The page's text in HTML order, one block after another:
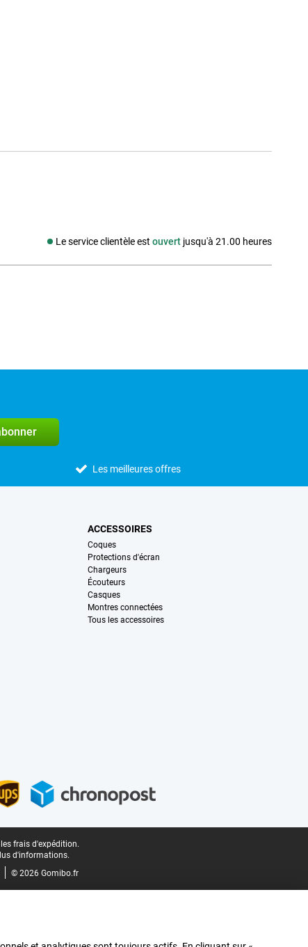
Le service clientèle est ouvert jusqu'à 21.00 heures
Média social
Les meilleures offres
ACCESSOIRES
Coques
Protections d'écran
Chargeurs
Écouteurs
Casques
Montres connectées
Tous les accessoires
frais d'expédition.
d'informations.
© 2026 Gomibo.fr